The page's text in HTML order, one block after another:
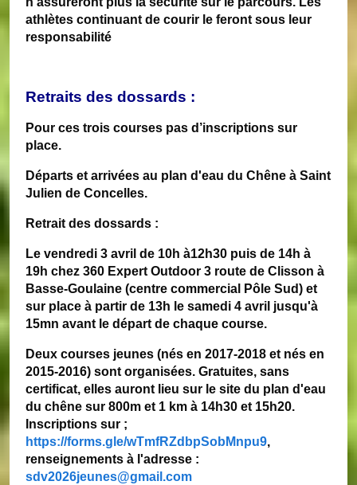
athlètes continuant de courir le feront sous leur
responsabilité
Retraits des dossards :
Pour ces trois courses pas d’inscriptions sur
place.
Départs et arrivées au plan d'eau du Chêne à Saint
Julien de Concelles.
Retrait des dossards :
Le vendredi 3 avril de 10h à12h30 puis de 14h à
19h chez 360 Expert Outdoor 3 route de Clisson à
Basse-Goulaine (centre commercial Pôle Sud) et
sur place à partir de 13h le samedi 4 avril jusqu'à
15mn avant le départ de chaque course.
Deux courses jeunes (nés en 2017-2018 et nés en
2015-2016) sont organisées. Gratuites, sans
certificat, elles auront lieu sur le site du plan d'eau
du chêne sur 800m et 1 km à 14h30 et 15h20.
Inscriptions sur ;
https://forms.gle/wTmfRZdbpSobMnpu9,
renseignements à l'adresse :
sdv2026jeunes@gmail.com